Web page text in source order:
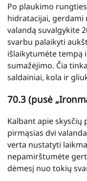
Po plaukimo
hidratacijai, gerdami
valandą suvalgykite
svarbu palaikyti
išlaikytumėte tempą
sumažėjimo. Čia
saldainiai, kola ir
70.3 (pusė
Kalbant apie skysčių
pirmąsias dvi
verta nustatyti
nepamirštumėte
dėmesį nuo tokių